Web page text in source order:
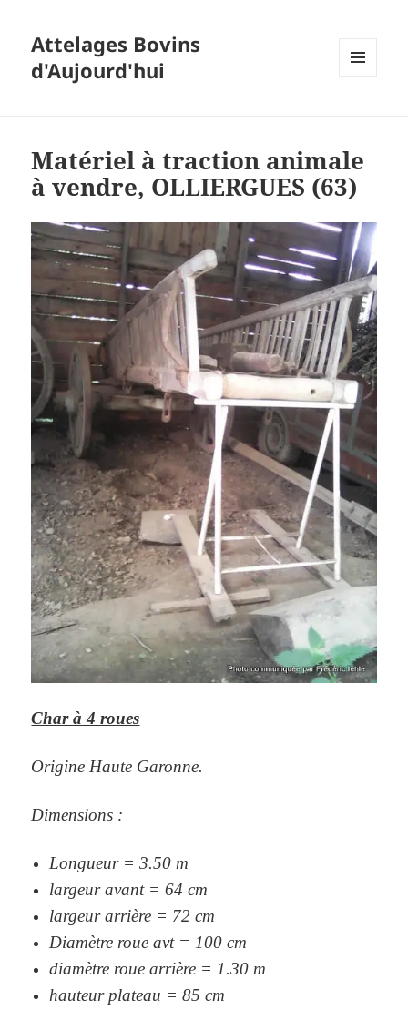
Attelages Bovins
d'Aujourd'hui
Matériel à traction animale
à vendre, OLLIERGUES (63)
Char à 4 roues
Origine Haute Garonne.
Dimensions :
Longueur = 3.50 m
largeur avant = 64 cm
largeur arrière = 72 cm
Diamètre roue avt = 100 cm
diamètre roue arrière = 1.30 m
hauteur plateau = 85 cm